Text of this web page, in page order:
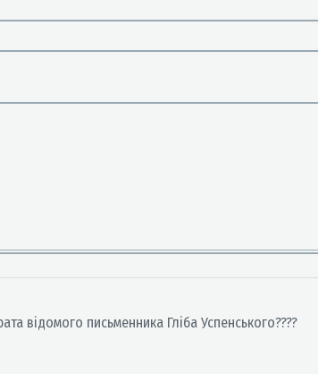
відомого письменника Гліба Успенського????